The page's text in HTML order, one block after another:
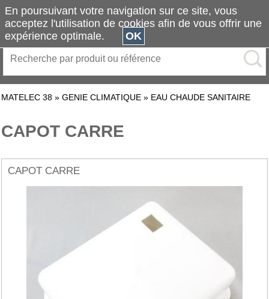
MATELEC 38 » GENIE CLIMATIQUE » EAU CHAUDE SANITAIRE
CAPOT CARRE
CAPOT CARRE
En poursuivant votre navigation sur ce site, vous
acceptez l'utilisation de cookies afin de vous offrir une
expérience optimale.
OK